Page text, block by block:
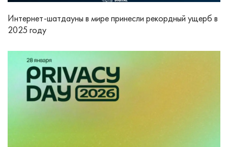
Интернет‑шатдауны в мире принесли рекордный ущерб в
2025 году